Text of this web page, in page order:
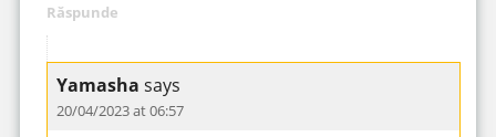
Răspunde
Yamasha says
20/04/2023 at 06:57